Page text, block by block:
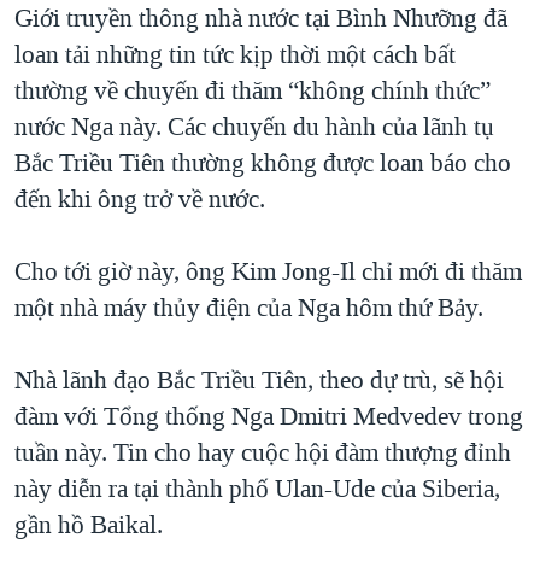
Giới truyền thông nhà nước tại Bình Nhưỡng đã
loan tải những tin tức kịp thời một cách bất
thường về chuyến đi thăm “không chính thức”
nước Nga này. Các chuyến du hành của lãnh tụ
Bắc Triều Tiên thường không được loan báo cho
đến khi ông trở về nước.
Cho tới giờ này, ông Kim Jong-Il chỉ mới đi thăm
một nhà máy thủy điện của Nga hôm thứ Bảy.
Nhà lãnh đạo Bắc Triều Tiên, theo dự trù, sẽ hội
đàm với Tổng thống Nga Dmitri Medvedev trong
tuần này. Tin cho hay cuộc hội đàm thượng đỉnh
này diễn ra tại thành phố Ulan-Ude của Siberia,
gần hồ Baikal.